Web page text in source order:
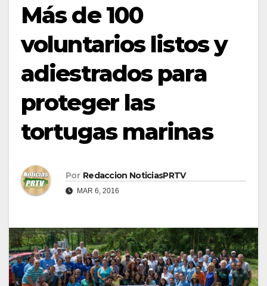
Más de 100
voluntarios listos y
adiestrados para
proteger las
tortugas marinas
Por Redaccion NoticiasPRTV
MAR 6, 2016